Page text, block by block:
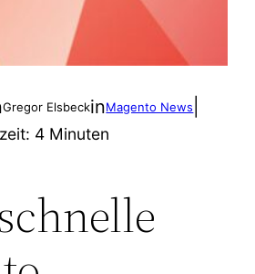
Gregor ElsbeckinMagento News|
4 Minuten